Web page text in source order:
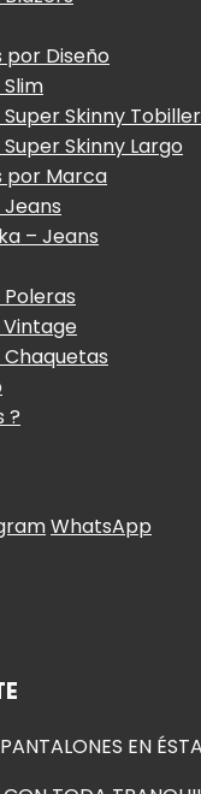
por Diseño
Skinny
Skinny Largo
por Marca
Jeans
– Jeans
Poleras
Chaquetas
?
WhatsApp
EN